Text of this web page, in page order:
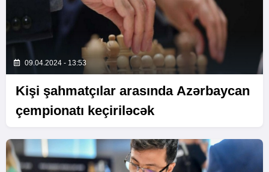
09.04.2024 - 13:53
Kişi şahmatçılar arasında Azərbaycan
çempionatı keçiriləcək